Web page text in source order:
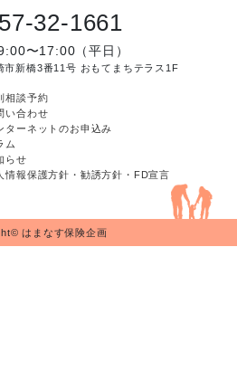
32-1661
〜17:00（平日）
新橋3番11号 おもてまちテラス1F
相談予約
い合わせ
ターネットのお申込み
ム
らせ
情報保護方針・勧誘方針・FD宣言
はまなす保険企画